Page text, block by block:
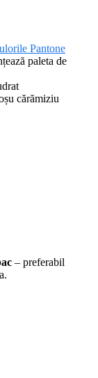
Pantone
paleta de
cărămiziu
– preferabil